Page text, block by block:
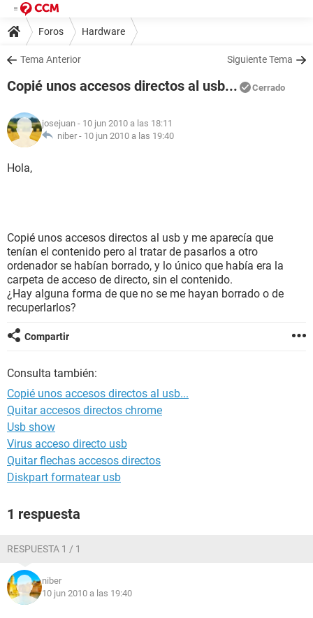
Foros Hardware
Tema Anterior Siguiente Tema
Copié unos accesos directos al usb... Cerrado
josejuan - 10 jun 2010 a las 18:11
niber - 10 jun 2010 a las 19:40
Hola,
Copié unos accesos directos al usb y me aparecía que
tenían el contenido pero al tratar de pasarlos a otro
ordenador se habían borrado, y lo único que había era la
carpeta de acceso de directo, sin el contenido.
¿Hay alguna forma de que no se me hayan borrado o de
recuperlarlos?
Compartir
Consulta también:
Copié unos accesos directos al usb...
Quitar accesos directos chrome
Usb show
Virus acceso directo usb
Quitar flechas accesos directos
Diskpart formatear usb
1 respuesta
RESPUESTA 1 / 1
niber
10 jun 2010 a las 19:40